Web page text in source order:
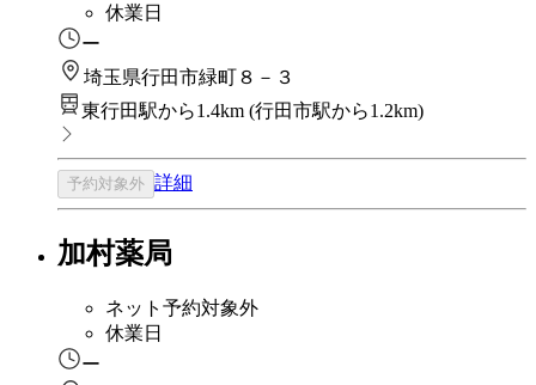
休業日
ー
埼玉県行田市緑町８－３
東行田駅から1.4km (行田市駅から1.2km)
予約対象外 詳細
加村薬局
ネット予約対象外
休業日
ー